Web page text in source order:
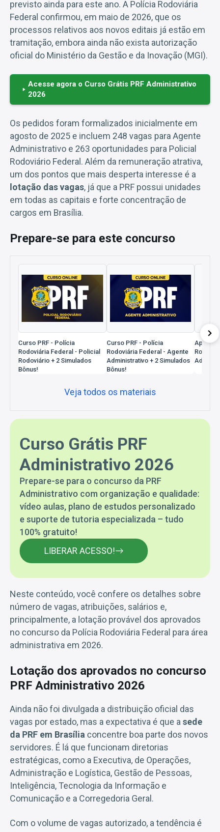
previsto ainda para este ano. A Polícia Rodoviária
Federal confirmou, em maio de 2026, que os
processos relativos aos novos editais já estão em
tramitação, embora ainda não exista autorização
oficial do Ministério da Gestão e da Inovação (MGI).
Acesse agora o Curso Grátis PRF Administrativo
2026
Os pedidos foram formalizados inicialmente em
agosto de 2025 e incluem 248 vagas para Agente
Administrativo e 263 oportunidades para Policial
Rodoviário Federal. Além da remuneração atrativa,
um dos pontos que mais desperta interesse é a
lotação das vagas, já que a PRF possui unidades
em todas as capitais e forte concentração de
cargos em Brasília.
Prepare-se para este concurso
Curso PRF - Polícia
Rodoviária Federal - Policial
Rodoviário + 2 Simulados
Bônus!
Curso PRF - Polícia
Rodoviária Federal - Agente
Administrativo + 2 Simulados
Bônus!
Apostila
Veja todos os materiais
Curso Grátis PRF
Administrativo 2026
Prepare-se para o concurso da PRF
Administrativo com organização e qualidade:
vídeo aulas, plano de estudos personalizado
e suporte de tutoria especializada – tudo
100% gratuito!
LIBERAR ACESSO!
Neste conteúdo, você confere os detalhes sobre
número de vagas, atribuições, salários e,
principalmente, a lotação provável dos aprovados
no concurso da Polícia Rodoviária Federal para área
administrativa em 2026.
Lotação dos aprovados no concurso
PRF Administrativo 2026
Ainda não foi divulgada a distribuição oficial das
vagas por estado, mas a expectativa é que a sede
da PRF em Brasília concentre boa parte dos novos
servidores. É lá que funcionam diretorias
estratégicas, como a Executiva, de Operações,
Administração e Logística, Gestão de Pessoas,
Inteligência, Tecnologia da Informação e
Comunicação e a Corregedoria Geral.
Com o volume de vagas autorizado, a tendência é